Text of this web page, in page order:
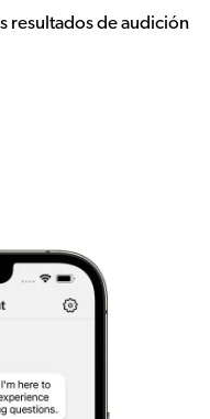
resultados de audición